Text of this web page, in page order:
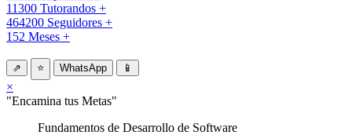
11300 Tutorandos +
464200 Seguidores +
152 Meses +
⇗ ⭐ WhatsApp 📱
×
"Encamina tus Metas"
Fundamentos de Desarrollo de Software